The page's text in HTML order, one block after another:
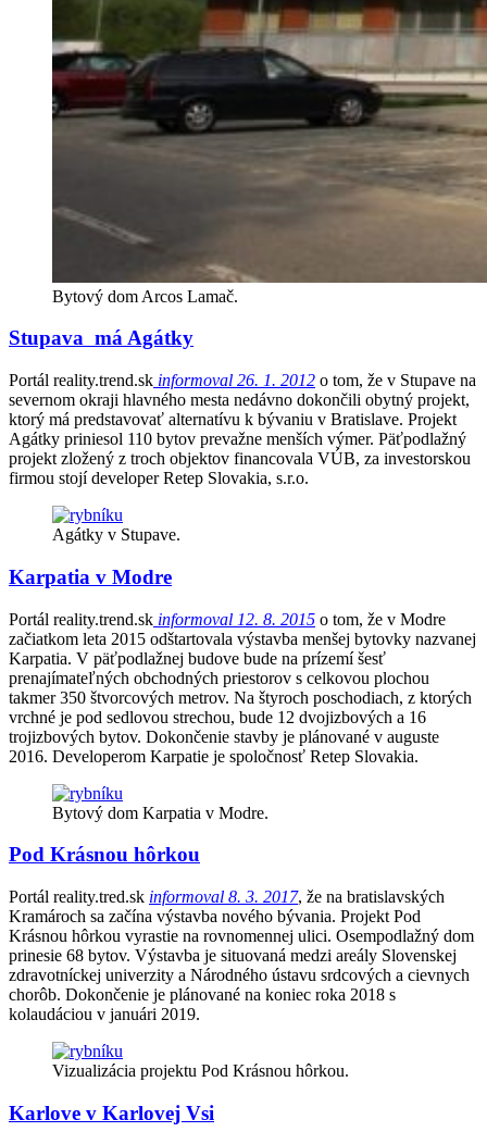
Bytový dom Arcos Lamač.
Stupava má Agátky
Portál reality.trend.sk informoval 26. 1. 2012 o tom, že v Stupave na
severnom okraji hlavného mesta nedávno dokončili obytný projekt,
ktorý má predstavovať alternatívu k bývaniu v Bratislave. Projekt
Agátky priniesol 110 bytov prevažne menších výmer. Päťpodlažný
projekt zložený z troch objektov financovala VÚB, za investorskou
firmou stojí developer Retep Slovakia, s.r.o.
Agátky v Stupave.
Karpatia v Modre
Portál reality.trend.sk informoval 12. 8. 2015 o tom, že v Modre
začiatkom leta 2015 odštartovala výstavba menšej bytovky nazvanej
Karpatia. V päťpodlažnej budove bude na prízemí šesť
prenajímateľných obchodných priestorov s celkovou plochou
takmer 350 štvorcových metrov. Na štyroch poschodiach, z ktorých
vrchné je pod sedlovou strechou, bude 12 dvojizbových a 16
trojizbových bytov. Dokončenie stavby je plánované v auguste
2016. Developerom Karpatie je spoločnosť Retep Slovakia.
Bytový dom Karpatia v Modre.
Pod Krásnou hôrkou
Portál reality.tred.sk informoval 8. 3. 2017, že na bratislavských
Kramároch sa začína výstavba nového bývania. Projekt Pod
Krásnou hôrkou vyrastie na rovnomennej ulici. Osempodlažný dom
prinesie 68 bytov. Výstavba je situovaná medzi areály Slovenskej
zdravotníckej univerzity a Národného ústavu srdcových a cievnych
chorôb. Dokončenie je plánované na koniec roka 2018 s
kolaudáciou v januári 2019.
Vizualizácia projektu Pod Krásnou hôrkou.
Karlove v Karlovej Vsi